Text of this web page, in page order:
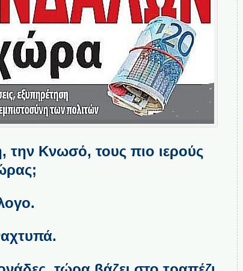
την Κνωσό, τους πιο ιερούς